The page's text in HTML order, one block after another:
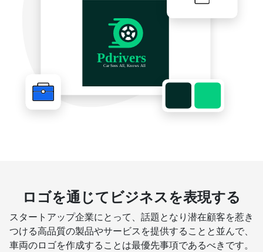
ロゴを通じてビジネスを表現する
スタートアップ企業にとって、話題となり潜在顧客を惹き
つける高品質の製品やサービスを提供することと並んで、
車両のロゴを作成することは最優先事項であるべきです。